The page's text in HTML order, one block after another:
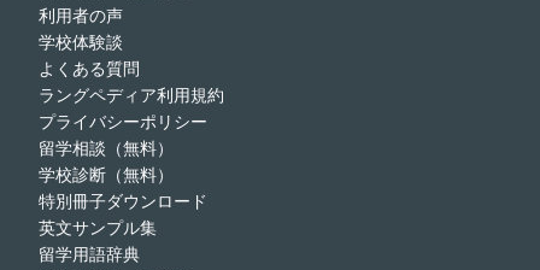
利用者の声
学校体験談
よくある質問
ラングペディア利用規約
プライバシーポリシー
留学相談（無料）
学校診断（無料）
特別冊子ダウンロード
英文サンプル集
留学用語辞典